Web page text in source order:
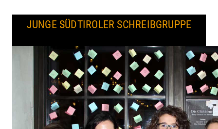
JUNGE SÜDTIROLER SCHREIBGRUPPE